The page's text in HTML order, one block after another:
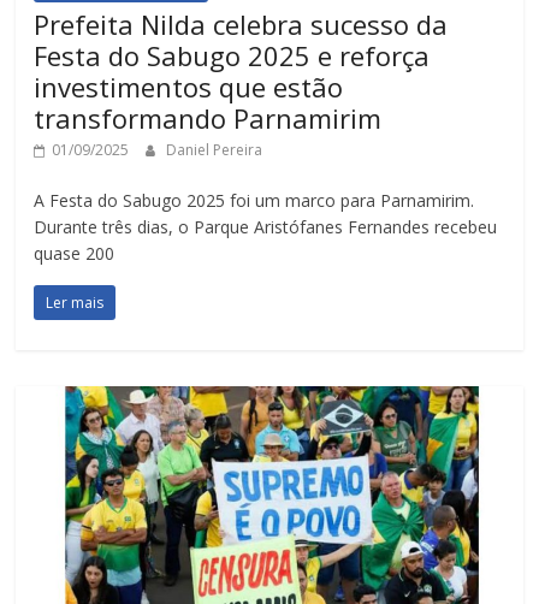
Prefeita Nilda celebra sucesso da
Festa do Sabugo 2025 e reforça
investimentos que estão
transformando Parnamirim
01/09/2025 Daniel Pereira
A Festa do Sabugo 2025 foi um marco para Parnamirim.
Durante três dias, o Parque Aristófanes Fernandes recebeu
quase 200
Ler mais